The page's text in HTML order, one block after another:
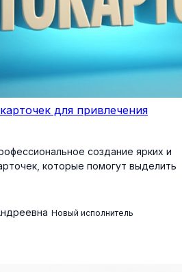
для привлечения
создание ярких и
которые помогут выделить
Новый исполнитель